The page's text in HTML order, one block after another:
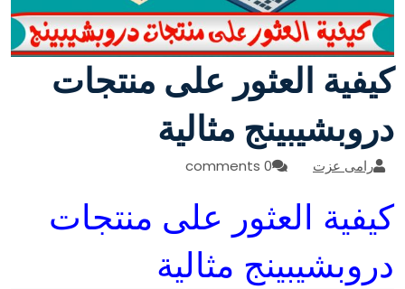
كيفية العثور على منتجات
دروبشيبينج مثالية
رامى عزت 0 comments
كيفية العثور على منتجات
دروبشيبينج مثالية